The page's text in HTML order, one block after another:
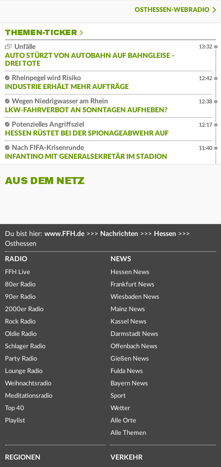
OSTHESSEN-WEBRADIO
THEMEN-TICKER
Unfälle
AUTO STÜRZT VON AUTOBAHN AUF BAHNGLEISE -
DREI TOTE
13:32
Rheinpegel wird Risiko
INDUSTRIE ERHÄLT MEHR AUFTRÄGE
12:42
Wegen Niedrigwasser am Rhein
LKW-FAHRVERBOT AN SONNTAGEN AUFHEBEN?
12:38
Potenzielles Angriffsziel
HESSEN RÜSTET BEI DER SPIONAGEABWEHR AUF
12:17
Nach FIFA-Krisenrunde
INFANTINO MIT GENERALSEKRETÄR IM STADION
11:40
AUS DEM NETZ
Du bist hier: www.FFH.de >>> Nachrichten >>> Hessen >>>
Osthessen
RADIO
FFH Live
80er Radio
90er Radio
2000er Radio
Rock Radio
Oldie Radio
Schlager Radio
Party Radio
Lounge Radio
Weihnachtsradio
Meditationsradio
Top 40
Playlist
NEWS
Hessen News
Frankfurt News
Wiesbaden News
Mainz News
Kassel News
Darmstadt News
Offenbach News
Gießen News
Fulda News
Bayern News
Sport
Wetter
Alle Orte
Alle Themen
REGIONEN VERKEHR